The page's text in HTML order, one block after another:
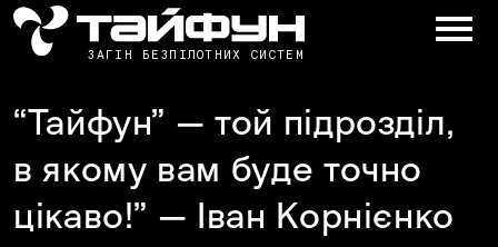
ЗАГІН БЕЗПІЛОТНИХ СИСТЕМ
“Тайфун” — той підрозділ,
в якому вам буде точно
цікаво!” — Іван Корнієнко